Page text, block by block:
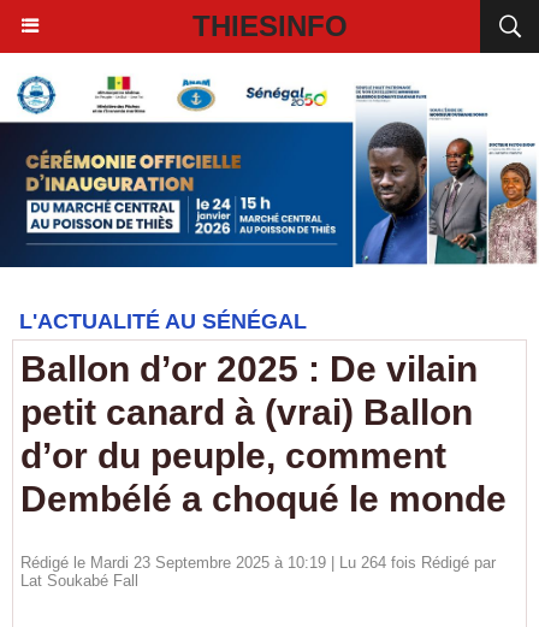
THIESINFO
L'ACTUALITÉ AU SÉNÉGAL
Ballon d’or 2025 : De vilain
petit canard à (vrai) Ballon
d’or du peuple, comment
Dembélé a choqué le monde
Rédigé le Mardi 23 Septembre 2025 à 10:19 | Lu 264 fois Rédigé par
Lat Soukabé Fall